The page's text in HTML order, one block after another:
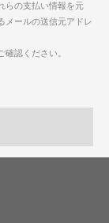
らの支払い情報を元
メールの送信元アドレ
確認ください。